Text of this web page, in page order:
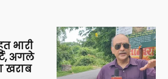
भारी
अगले
खराब